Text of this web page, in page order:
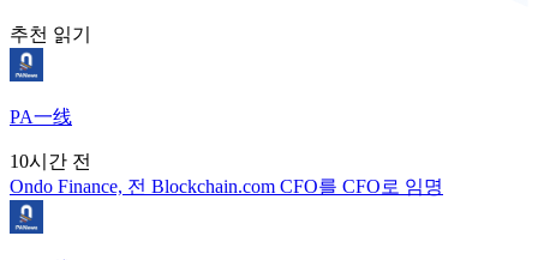
추천 읽기
PA一线
10시간 전
Ondo Finance, 전 Blockchain.com CFO를 CFO로 임명